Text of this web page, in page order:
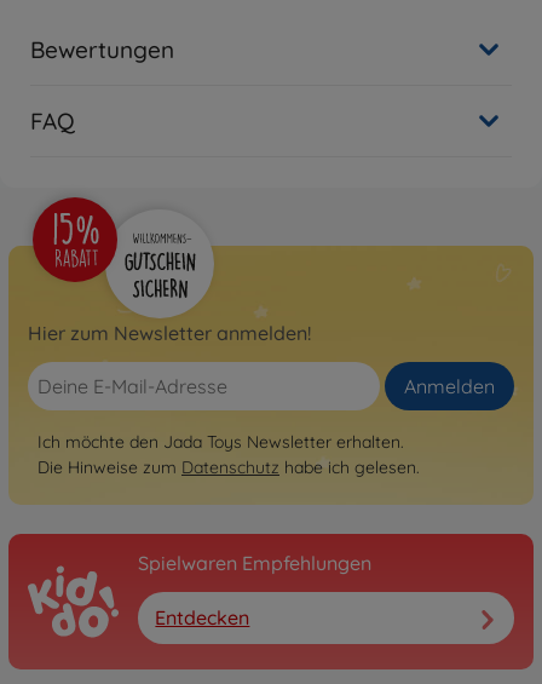
Bewertungen
FAQ
Hier zum Newsletter anmelden!
Anmelden
Ich möchte den Jada Toys Newsletter erhalten.
Die Hinweise zum Datenschutz habe ich gelesen.
Spielwaren Empfehlungen
Entdecken